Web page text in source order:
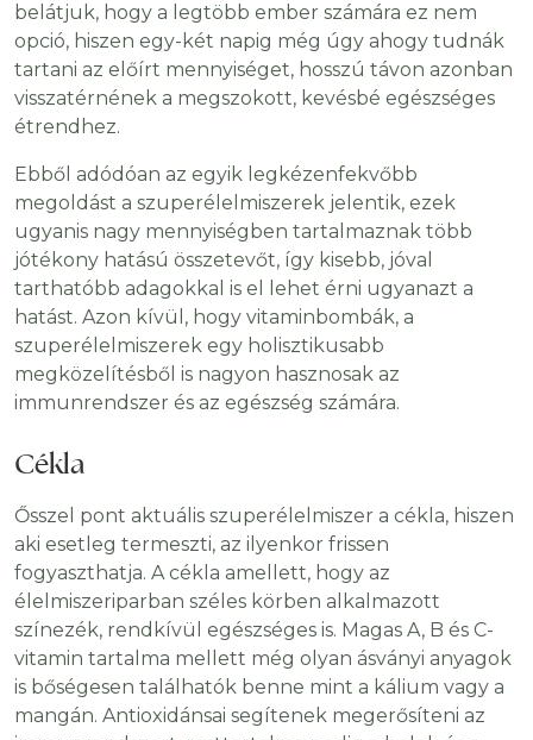
belátjuk, hogy a legtöbb ember számára ez nem
opció, hiszen egy-két napig még úgy ahogy tudnák
tartani az előírt mennyiséget, hosszú távon azonban
visszatérnének a megszokott, kevésbé egészséges
étrendhez.
Ebből adódóan az egyik legkézenfekvőbb
megoldást a szuperélelmiszerek jelentik, ezek
ugyanis nagy mennyiségben tartalmaznak több
jótékony hatású összetevőt, így kisebb, jóval
tarthatóbb adagokkal is el lehet érni ugyanazt a
hatást. Azon kívül, hogy vitaminbombák, a
szuperélelmiszerek egy holisztikusabb
megközelítésből is nagyon hasznosak az
immunrendszer és az egészség számára.
Cékla
Ősszel pont aktuális szuperélelmiszer a cékla, hiszen
aki esetleg termeszti, az ilyenkor frissen
fogyaszthatja. A cékla amellett, hogy az
élelmiszeriparban széles körben alkalmazott
színezék, rendkívül egészséges is. Magas A, B és C-
vitamin tartalma mellett még olyan ásványi anyagok
is bőségesen találhatók benne mint a kálium vagy a
mangán. Antioxidánsai segítenek megerősíteni az